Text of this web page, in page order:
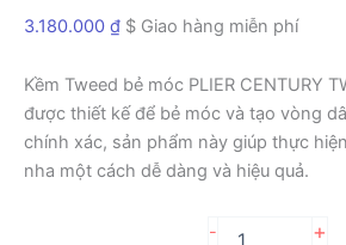
3.180.000 ₫ $ Giao hàng miễn phí
Kềm Tweed bẻ móc PLIER CENTURY
được thiết kế để bẻ móc và tạo vòng
chính xác, sản phẩm này giúp thực
nha một cách dễ dàng và hiệu quả.
- +